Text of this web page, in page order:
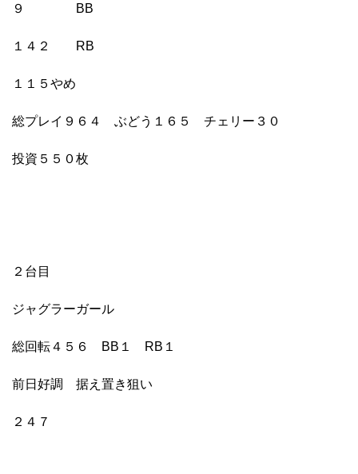
９ BB
１４２ RB
１１５やめ
総プレイ９６４ ぶどう１６５ チェリー３０
投資５５０枚
２台目
ジャグラーガール
総回転４５６ BB１ RB１
前日好調 据え置き狙い
２４７